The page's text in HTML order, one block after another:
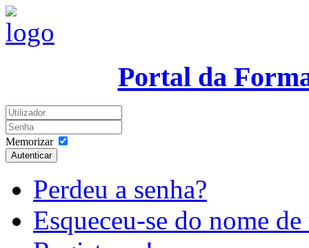
Portal da
Memorizar
Autenticar
Perdeu a senha?
Esqueceu-se do nome